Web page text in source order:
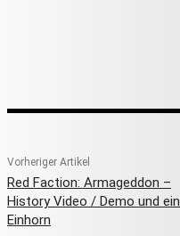
Vorheriger Artikel
Red Faction: Armageddon –
History Video / Demo und ein
Einhorn